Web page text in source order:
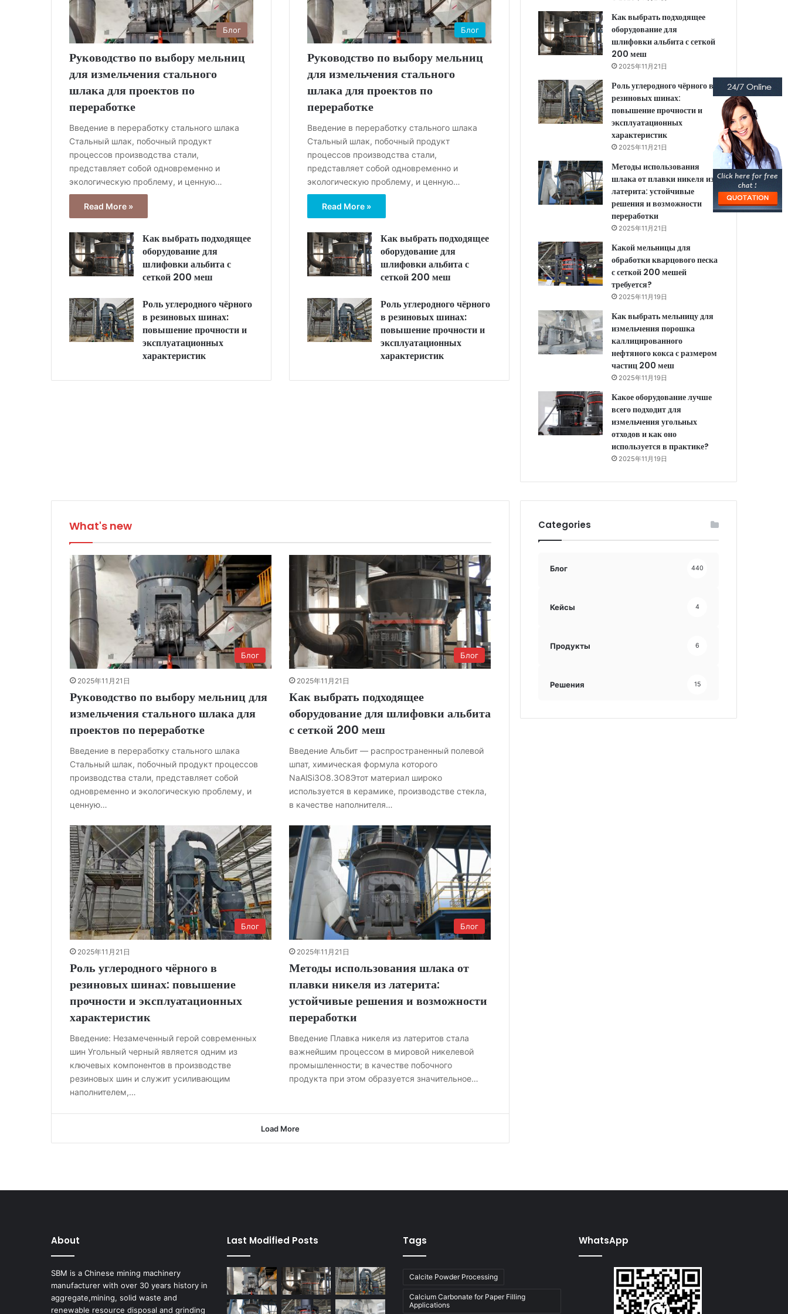
Блог
Руководство по выбору мельниц
для измельчения стального
шлака для проектов по
переработке
Введение в переработку стального шлака
Стальный шлак, побочный продукт
процессов производства стали,
представляет собой одновременно и
экологическую проблему, и ценную…
Read More »
Как выбрать подходящее
оборудование для
шлифовки альбита с
сеткой 200 меш
Роль углеродного чёрного
в резиновых шинах:
повышение прочности и
эксплуатационных
характеристик
Блог
Руководство по выбору мельниц
для измельчения стального
шлака для проектов по
переработке
Введение в переработку стального шлака
Стальный шлак, побочный продукт
процессов производства стали,
представляет собой одновременно и
экологическую проблему, и ценную…
Read More »
Как выбрать подходящее
оборудование для
шлифовки альбита с
сеткой 200 меш
Роль углеродного чёрного
в резиновых шинах:
повышение прочности и
эксплуатационных
характеристик
Как выбрать подходящее
оборудование для
шлифовки альбита с сеткой
200 меш
2025年11月21日
Роль углеродного чёрного в
резиновых шинах:
повышение прочности и
эксплуатационных
характеристик
2025年11月21日
Методы использования
шлака от плавки никеля из
латерита: устойчивые
решения и возможности
переработки
2025年11月21日
Какой мельницы для
обработки кварцового песка
с сеткой 200 мешей
требуется?
2025年11月19日
Как выбрать мельницу для
измельчения порошка
каллицированного
нефтяного кокса с размером
частиц 200 меш
2025年11月19日
Какое оборудование лучше
всего подходит для
измельчения угольных
отходов и как оно
используется в практике?
2025年11月19日
What's new
Блог
2025年11月21日
Руководство по выбору мельниц для
измельчения стального шлака для
проектов по переработке
Введение в переработку стального шлака
Стальный шлак, побочный продукт процессов
производства стали, представляет собой
одновременно и экологическую проблему, и
ценную…
Блог
2025年11月21日
Как выбрать подходящее
оборудование для шлифовки альбита
с сеткой 200 меш
Введение Альбит — распространенный полевой
шпат, химическая формула которого
NaAlSi3O8.3О8Этот материал широко
используется в керамике, производстве стекла,
в качестве наполнителя…
Блог
2025年11月21日
Роль углеродного чёрного в
резиновых шинах: повышение
прочности и эксплуатационных
характеристик
Введение: Незамеченный герой современных
шин Угольный черный является одним из
ключевых компонентов в производстве
резиновых шин и служит усиливающим
наполнителем,…
Блог
2025年11月21日
Методы использования шлака от
плавки никеля из латерита:
устойчивые решения и возможности
переработки
Введение Плавка никеля из латеритов стала
важнейшим процессом в мировой никелевой
промышленности; в качестве побочного
продукта при этом образуется значительное…
Load More
Categories
Блог 440
Кейсы 4
Продукты 6
Решения 15
About
SBM is a Chinese mining machinery
manufacturer with over 30 years history in
aggregate,mining, solid waste and
renewable resource disposal and grinding
Last Modified Posts Tags
Calcite Powder Processing
Calcium Carbonate for Paper Filling
Applications
WhatsApp